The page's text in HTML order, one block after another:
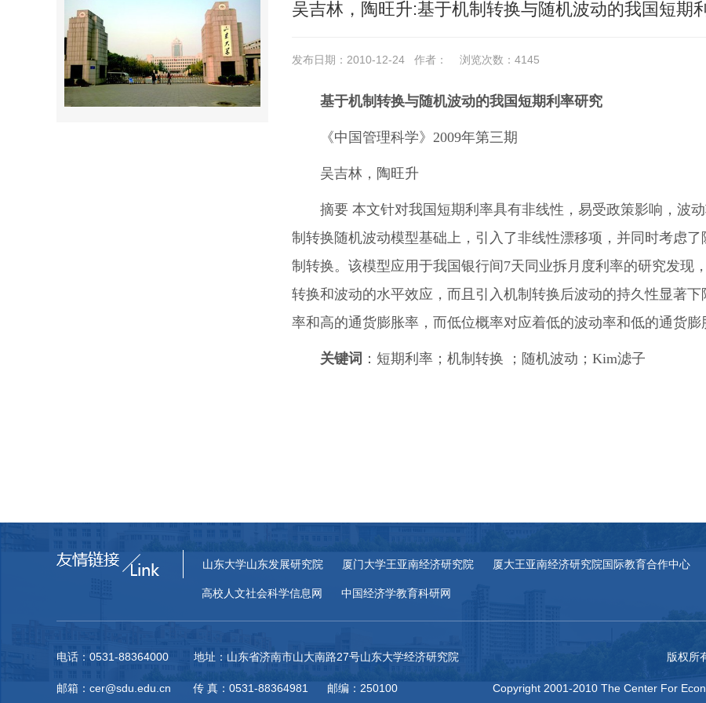
吴吉林，陶旺升:基于机制转换与随机波动的我国短期
发布日期：2010-12-24 作者： 浏览次数： 4145
基于机制转换与随机波动的我国短期利率研究
《中国管理科学》2009年第三期
吴吉林，陶旺升
摘要 本文针对我国短期利率具有非线性，易受政策影响，波
制转换随机波动模型基础上，引入了非线性漂移项，并同时考虑
制转换。该模型应用于我国银行间7天同业拆月度利率的研究发现
转换和波动的水平效应，而且引入机制转换后波动的持久性显著
率和高的通货膨胀率，而低位概率对应着低的波动率和低的通货膨
关键词 ：短期利率；机制转换 ；随机波动；Kim滤子
山东大学山东发展研究院 厦门大学王亚南经济研究院 厦大王亚南经济研究院国际教育合作中心
高校人文社会科学信息网 中国经济学教育科研网
电话：0531-88364000 地址：山东省济南市山大南路27号山东大学经济研究院
邮箱：cer@sdu.edu.cn 传 真：0531-88364981 邮编：250100
版权所
Copyright 2001-2010 The Center For